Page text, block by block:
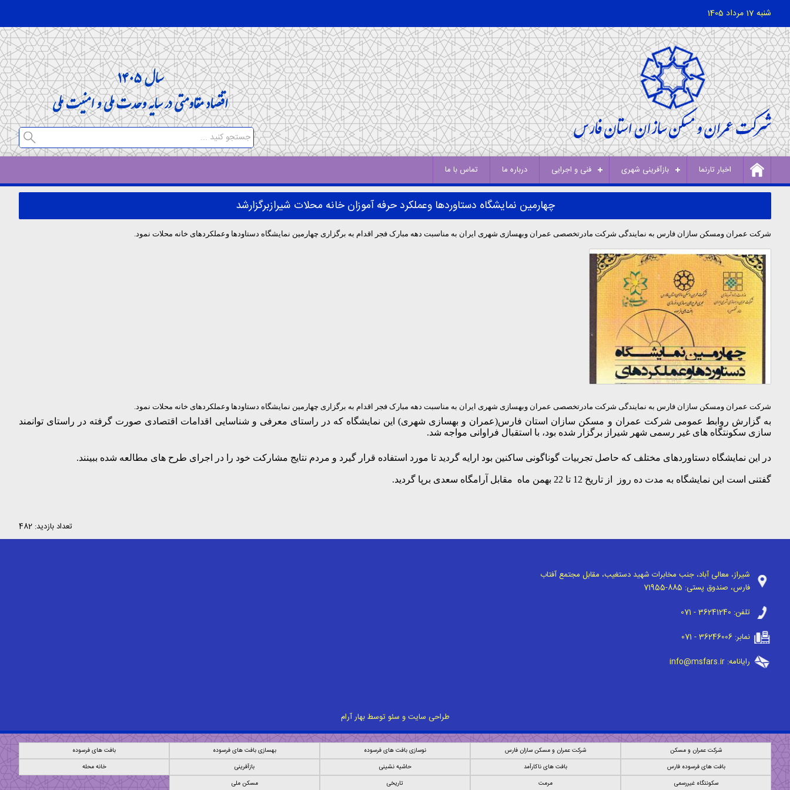
شنبه 17 مرداد 1405
اخبار تارنما بازآفرینی شهری فنی و اجرایی درباره ما تماس با ما
چهارمین نمایشگاه دستاوردها وعملکرد حرفه آموزان خانه محلات شیرازبرگزارشد
شرکت عمران ومسکن سازان فارس به نمایندگی شرکت مادرتخصصی عمران وبهسازی شهری ایران به مناسبت دهه مبارک فجر اقدام به برگزاری چهارمین نمایشگاه دستاودها وعملکردهای خانه محلات نمود.
شرکت عمران ومسکن سازان فارس به نمایندگی شرکت مادرتخصصی عمران وبهسازی شهری ایران به مناسبت دهه مبارک فجر اقدام به برگزاری چهارمین نمایشگاه دستاودها وعملکردهای خانه محلات نمود.
به گزارش روابط عمومی شرکت عمران و مسکن سازان استان فارس(عمران و بهسازی شهری) این نمایشگاه که در راستای معرفی و شناسایی اقدامات اقتصادی صورت گرفته در راستای توانمند
سازی سکونتگاه های غیر رسمی شهر شیراز برگزار شده بود، با استقبال فراوانی مواجه شد.
در این نمایشگاه دستاوردهای مختلف که حاصل تجربیات گوناگونی ساکنین بود ارایه گردید تا مورد استفاده قرار گیرد و مردم نتایج مشارکت خود را در اجرای طرح های مطالعه شده ببینند.
گفتنی است این نمایشگاه به مدت ده روز از تاریخ 12 تا 22 بهمن ماه مقابل آرامگاه سعدی برپا گردید.
تعداد بازدید: 482
شیراز، معالی آباد، جنب مخابرات شهید دستغیب، مقابل مجتمع آفتاب
فارس، صندوق پستی: 71955-885
تلفن: 071 - 36241240
نمابر: 071 - 36246006
رایانامه: info@msfars.ir
طراحی سایتو سئوتوسطبهار آرام
شرکت عمران و مسکن شرکت عمران و مسکن سازان فارس نوسازی بافت های فرسوده بهسازی بافت های فرسوده
بافت های فرسوده
بافت های فرسوده فارس
بافت های ناکارآمد حاشیه نشینی بازآفرینی
خانه محله
سکونتگاه غیررسمی
مرمت تاریخی مسکن ملی